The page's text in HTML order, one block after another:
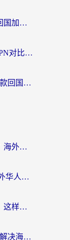
穿梭和海龟哪个好？海外党亲测回国加速器，附电脑免费VPN推荐
Quickback VPN好用吗？和穿梭VPN对比哪个回国效果更好？海外党必看的真实测评与选择指南
穿梭和快喵好用吗？海外党亲测3款回国加速器，附日本回国VPN避坑指南
汽水到国外不能用了吗怎么办呀？海外党追剧看片的救星在这里！
音悦Tai在瑞典用不了怎么办？海外华人追剧听歌的实用指南
优酷境外地域限制？海外党亲测：这样看国内剧再也不卡（附3个实用场景解决）
香港西瓜视频看不了怎么办？3步解决海外追剧难题，附靠谱加速器推荐